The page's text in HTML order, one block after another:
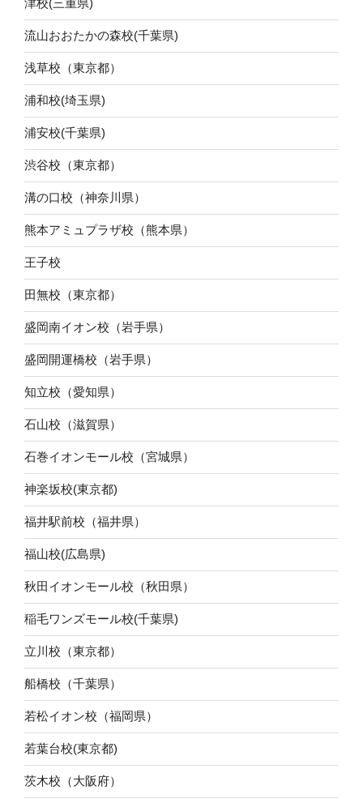
津校(三重県)
流山おおたかの森校(千葉県)
浅草校（東京都）
浦和校(埼玉県)
浦安校(千葉県)
渋谷校（東京都）
溝の口校（神奈川県）
熊本アミュプラザ校（熊本県）
王子校
田無校（東京都）
盛岡南イオン校（岩手県）
盛岡開運橋校（岩手県）
知立校（愛知県）
石山校（滋賀県）
石巻イオンモール校（宮城県）
神楽坂校(東京都)
福井駅前校（福井県）
福山校(広島県)
秋田イオンモール校（秋田県）
稲毛ワンズモール校(千葉県)
立川校（東京都）
船橋校（千葉県）
若松イオン校（福岡県）
若葉台校(東京都)
茨木校（大阪府）